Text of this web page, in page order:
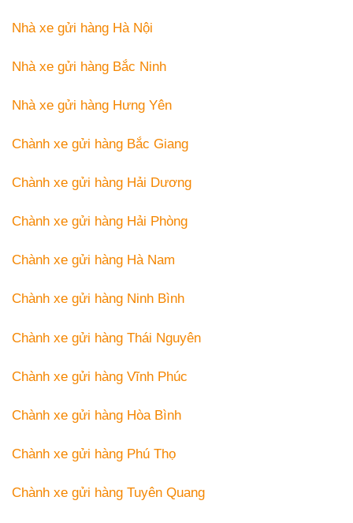
Nhà xe gửi hàng Hà Nội
Nhà xe gửi hàng Bắc Ninh
Nhà xe gửi hàng Hưng Yên
Chành xe gửi hàng Bắc Giang
Chành xe gửi hàng Hải Dương
Chành xe gửi hàng Hải Phòng
Chành xe gửi hàng Hà Nam
Chành xe gửi hàng Ninh Bình
Chành xe gửi hàng Thái Nguyên
Chành xe gửi hàng Vĩnh Phúc
Chành xe gửi hàng Hòa Bình
Chành xe gửi hàng Phú Thọ
Chành xe gửi hàng Tuyên Quang